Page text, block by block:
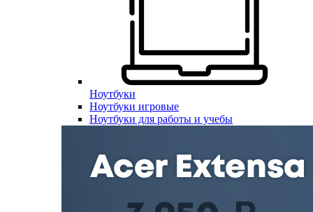
Ноутбуки
Ноутбуки игровые
Ноутбуки для работы и учебы